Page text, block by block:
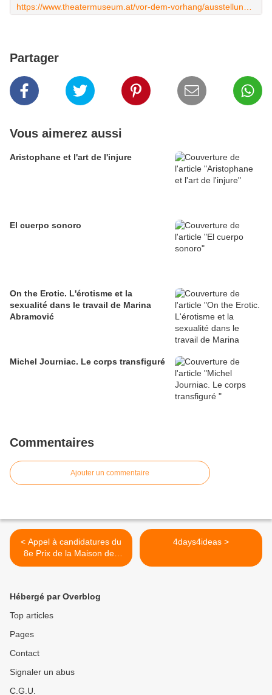
Partager
Vous aimerez aussi
Aristophane et l'art de l'injure
El cuerpo sonoro
On the Erotic. L'érotisme et la
sexualité dans le travail de Marina
Abramović
Michel Journiac. Le corps transfiguré
Commentaires
Ajouter un commentaire
< Appel à candidatures du
8e Prix de la Maison des
Cultures du Monde
4days4ideas >
Hébergé par Overblog
Top articles
Pages
Contact
Signaler un abus
C.G.U.